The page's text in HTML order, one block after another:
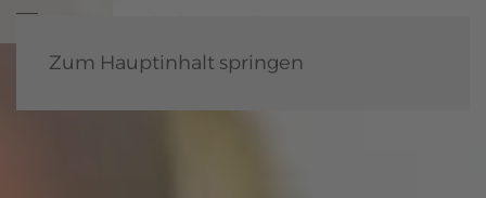
Zum Hauptinhalt springen